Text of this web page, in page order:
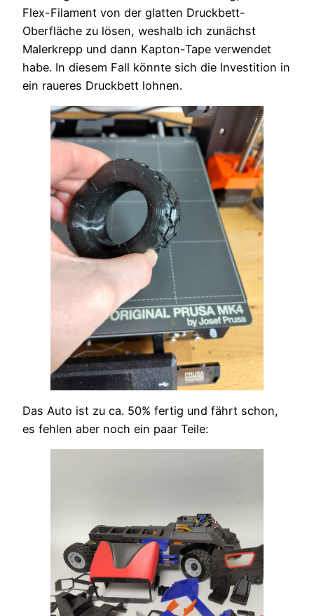
Flex-Filament von der glatten Druckbett-
Oberfläche zu lösen, weshalb ich zunächst
Malerkrepp und dann Kapton-Tape verwendet
habe. In diesem Fall könnte sich die Investition in
ein raueres Druckbett lohnen.
Das Auto ist zu ca. 50% fertig und fährt schon,
es fehlen aber noch ein paar Teile: